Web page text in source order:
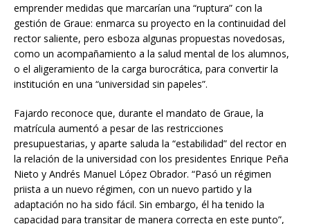
emprender medidas que marcarían una “ruptura” con la
gestión de Graue: enmarca su proyecto en la continuidad del
rector saliente, pero esboza algunas propuestas novedosas,
como un acompañamiento a la salud mental de los alumnos,
o el aligeramiento de la carga burocrática, para convertir la
institución en una “universidad sin papeles”.
Fajardo reconoce que, durante el mandato de Graue, la
matrícula aumentó a pesar de las restricciones
presupuestarias, y aparte saluda la “estabilidad” del rector en
la relación de la universidad con los presidentes Enrique Peña
Nieto y Andrés Manuel López Obrador. “Pasó un régimen
priista a un nuevo régimen, con un nuevo partido y la
adaptación no ha sido fácil. Sin embargo, él ha tenido la
capacidad para transitar de manera correcta en este punto”,